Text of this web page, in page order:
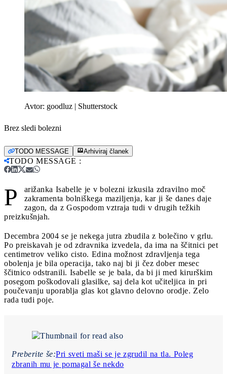
Avtor: goodluz | Shutterstock
Brez sledi bolezni
TODO MESSAGE Arhiviraj članek
TODO MESSAGE :
P
arižanka Isabelle je v bolezni izkusila zdravilno moč
zakramenta bolniškega maziljenja, kar ji še danes daje
zagon, da z Gospodom vztraja tudi v drugih težkih
preizkušnjah.
Decembra 2004 se je nekega jutra zbudila z bolečino v grlu.
Po preiskavah je od zdravnika izvedela, da ima na ščitnici pet
centimetrov veliko cisto. Edina možnost zdravljenja tega
obolenja je bila operacija, tako naj bi ji čez dober mesec
ščitnico odstranili. Isabelle se je bala, da bi ji med kirurškim
posegom poškodovali glasilke, saj dela kot učiteljica in pri
poučevanju uporablja glas kot glavno delovno orodje. Zelo
rada tudi poje.
Preberite še:Pri sveti maši se je zgrudil na tla. Poleg
zbranih mu je pomagal še nekdo